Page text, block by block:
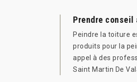
Prendre
Peindre la toiture
produits pour la
appel à des
Saint Martin De